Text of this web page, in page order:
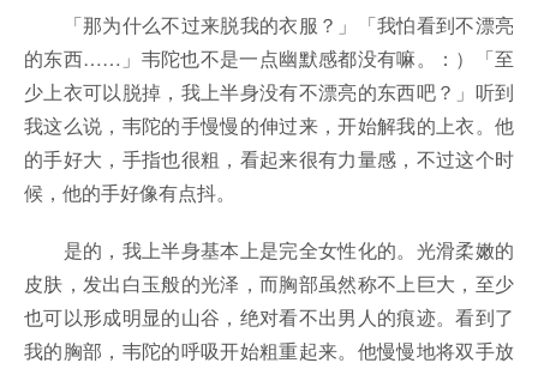
「那为什么不过来脱我的衣服？」「我怕看到不漂亮
的东西……」韦陀也不是一点幽默感都没有嘛。：）「至
少上衣可以脱掉，我上半身没有不漂亮的东西吧？」听到
我这么说，韦陀的手慢慢的伸过来，开始解我的上衣。他
的手好大，手指也很粗，看起来很有力量感，不过这个时
候，他的手好像有点抖。
是的，我上半身基本上是完全女性化的。光滑柔嫩的
皮肤，发出白玉般的光泽，而胸部虽然称不上巨大，至少
也可以形成明显的山谷，绝对看不出男人的痕迹。看到了
我的胸部，韦陀的呼吸开始粗重起来。他慢慢地将双手放